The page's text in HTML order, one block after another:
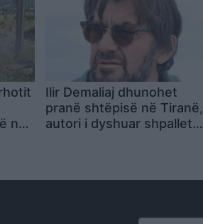
në
Ilir Demaliaj dhunohet
pranë shtëpisë në Tiranë,
autori i dyshuar shpallet